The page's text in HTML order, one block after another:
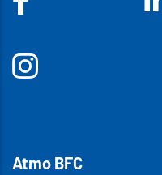
Atmo BFC